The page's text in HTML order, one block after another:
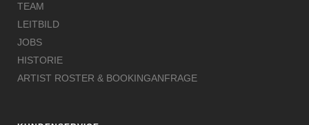
TEAM
LEITBILD
JOBS
HISTORIE
ARTIST ROSTER & BOOKINGANFRAGE